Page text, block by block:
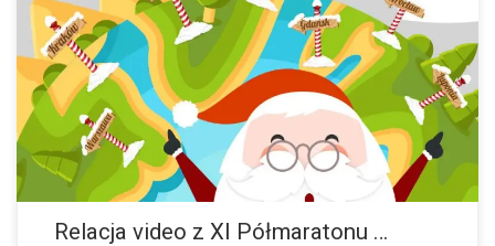
Zapraszamy bardzo serdecznie do zapoznania się z filmikiem, który
wykonało dla nas Blackcore Professional Flying Camera.… więcej
Relacja video z XI Półmaratonu …